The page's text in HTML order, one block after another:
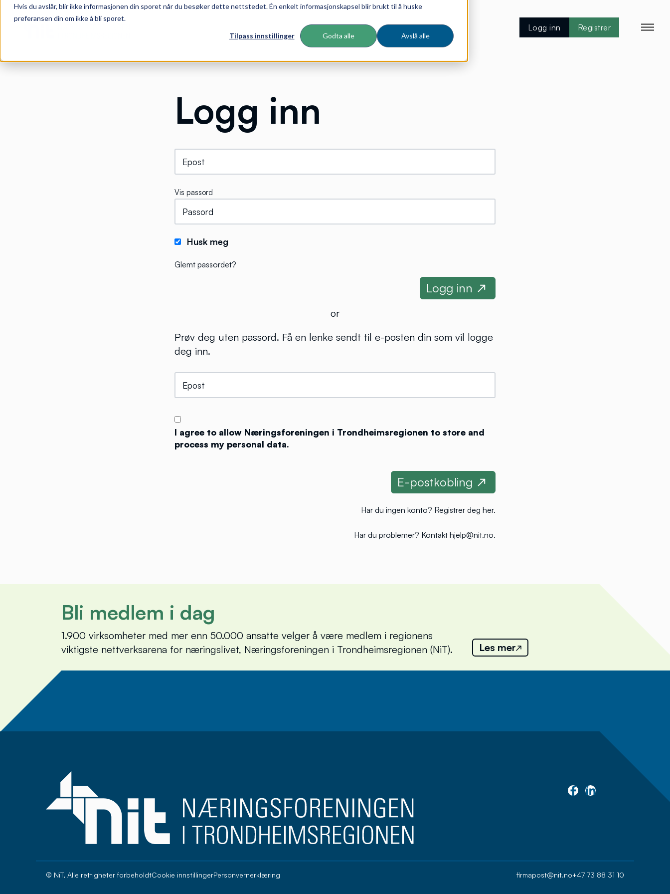
Hvis du avslår, blir ikke informasjonen din sporet når du besøker dette nettstedet. Én enkelt informasjonskapsel blir brukt til å huske
preferansen din om ikke å bli sporet.
Tilpass innstillinger Godta alle Avslå alle
Logg inn Registrer
Logg inn
Vis passord
Husk meg
Glemt passordet?
or
Prøv deg uten passord. Få en lenke sendt til e-posten din som vil logge
deg inn.
I agree to allow Næringsforeningen i Trondheimsregionen to store and
process my personal data.
Har du ingen konto? Registrer deg her.
Har du problemer? Kontakt hjelp@nit.no.
Bli medlem i dag
1.900 virksomheter med mer enn 50.000 ansatte velger å være medlem i regionens
viktigste nettverksarena for næringslivet, Næringsforeningen i Trondheimsregionen (NiT).
Les mer
Meld deg på nyhetsbrev
© NiT, Alle rettigheter forbeholdtCookie innstillingerPersonvernerklæring firmapost@nit.no+47 73 88 31 10